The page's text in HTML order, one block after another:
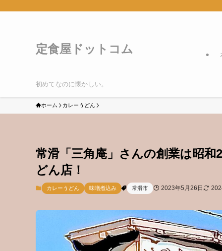
定食屋ドットコム
初めてなのに懐かしい。
ホーム カレーうどん
常滑「三角庵」さんの創業は昭
どん店！
カレーうどん 味噌煮込み 常滑市 2023年5月26日